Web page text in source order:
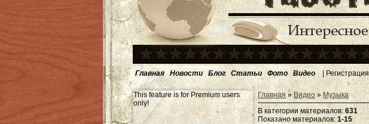
Главная Новости Блог Статьи Фото Видео | Регистрация
This feature is for Premium users
only!
Главная » Видео » Музыка
В категории материалов: 631
Показано материалов: 1-15